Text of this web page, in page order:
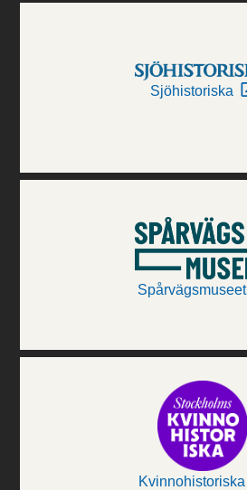
Sjöhistoriska
Spårvägsmuseet
Kvinnohistoriska